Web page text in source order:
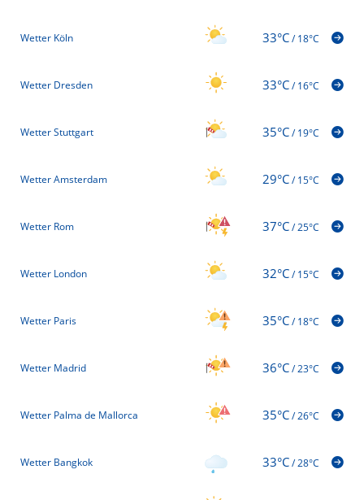
Wetter Köln 33°C/18°C
Wetter Dresden 33°C/16°C
Wetter Stuttgart 35°C/19°C
Wetter Amsterdam 29°C/15°C
Wetter Rom 37°C/25°C
Wetter London 32°C/15°C
Wetter Paris 35°C/18°C
Wetter Madrid 36°C/23°C
Wetter Palma de Mallorca 35°C/26°C
Wetter Bangkok 33°C/28°C